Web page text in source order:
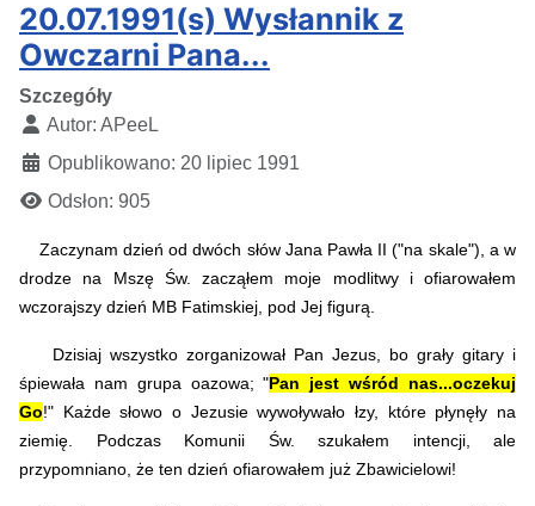
20.07.1991(s) Wysłannik z
Owczarni Pana...
Szczegóły
Autor: APeeL
Opublikowano: 20 lipiec 1991
Odsłon: 905
Zaczynam dzień od dwóch słów Jana Pawła II ("na skale"), a w
drodze na Mszę Św. zacząłem moje modlitwy i ofiarowałem
wczorajszy dzień MB Fatimskiej, pod Jej figurą.
Dzisiaj wszystko zorganizował Pan Jezus, bo grały gitary i
śpiewała nam grupa oazowa; "Pan jest wśród nas...oczekuj
Go!" Każde słowo o Jezusie wywoływało łzy, które płynęły na
ziemię. Podczas Komunii Św. szukałem intencji, ale
przypomniano, że ten dzień ofiarowałem już Zbawicielowi!